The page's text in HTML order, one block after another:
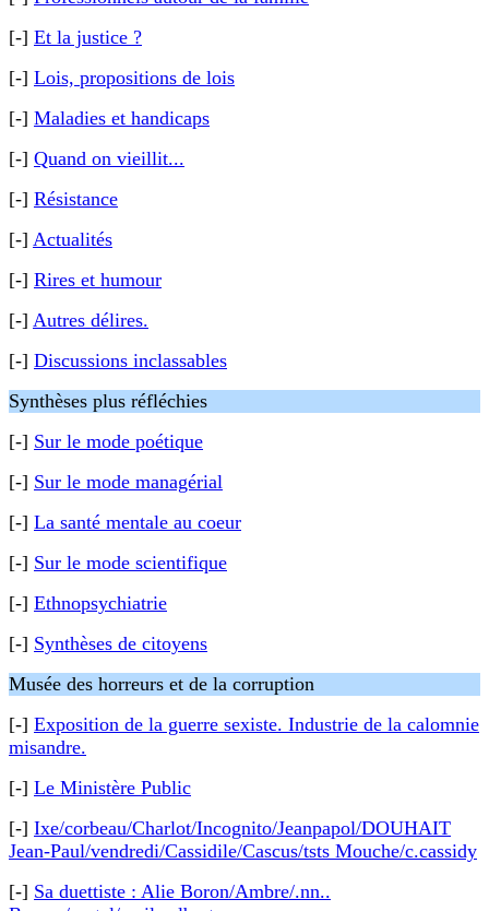
[-] Et la justice ?
[-] Lois, propositions de lois
[-] Maladies et handicaps
[-] Quand on vieillit...
[-] Résistance
[-] Actualités
[-] Rires et humour
[-] Autres délires.
[-] Discussions inclassables
Synthèses plus réfléchies
[-] Sur le mode poétique
[-] Sur le mode managérial
[-] La santé mentale au coeur
[-] Sur le mode scientifique
[-] Ethnopsychiatrie
[-] Synthèses de citoyens
Musée des horreurs et de la corruption
[-] Exposition de la guerre sexiste. Industrie de la calomnie
misandre.
[-] Le Ministère Public
[-] Ixe/corbeau/Charlot/Incognito/Jeanpapol/DOUHAIT
Jean-Paul/vendredi/Cassidile/Cascus/tsts Mouche/c.cassidy
[-] Sa duettiste : Alie Boron/Ambre/.nn..